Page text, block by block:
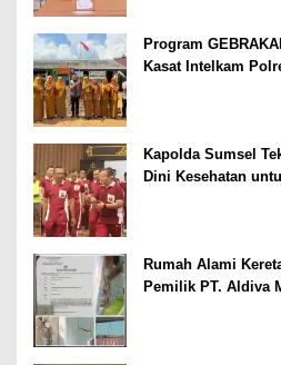
Program
Kasat Intelkam
Kapolda Sumsel
Dini Kesehatan
Rumah Alami
Pemilik PT. Aldiva